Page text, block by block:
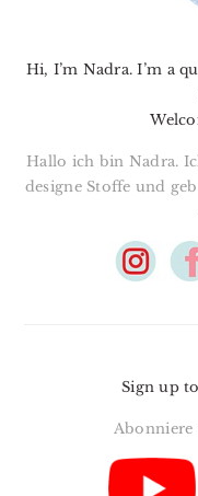
Hi, I’m Nadra. I’m a
Hallo ich bin Nadra.
designe Stoffe und
Sign up
Abonniere